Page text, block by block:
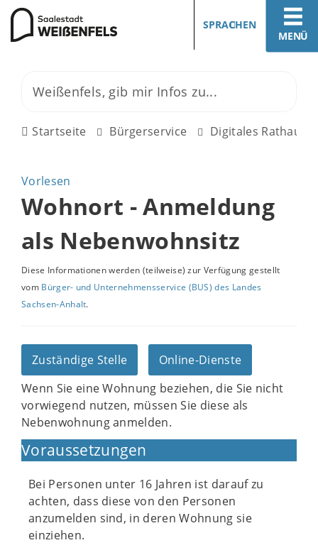
MENÜ
SPRACHEN
Startseite Bürgerservice Digitales Rathaus
Vorlesen
Wohnort - Anmeldung
als Nebenwohnsitz
Diese Informationen werden (teilweise) zur Verfügung gestellt
vom Bürger- und Unternehmensservice (BUS) des Landes
Sachsen-Anhalt.
Zuständige Stelle
Online-Dienste
Wenn Sie eine Wohnung beziehen, die Sie nicht
vorwiegend nutzen, müssen Sie diese als
Nebenwohnung anmelden.
Voraussetzungen
Bei Personen unter 16 Jahren ist darauf zu
achten, dass diese von den Personen
anzumelden sind, in deren Wohnung sie
einziehen.